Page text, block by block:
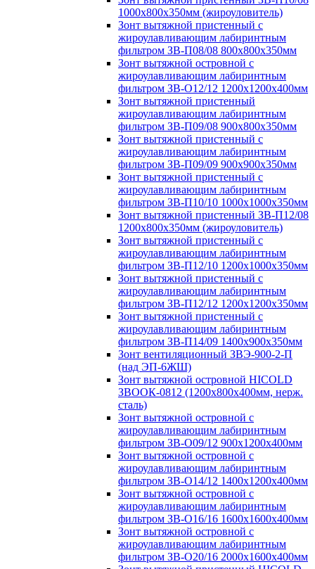
1000х800х350мм (жироуловитель)
Зонт вытяжной пристенный с
жироулавливающим лабиринтным
фильтром ЗВ-П08/08 800х800х350мм
Зонт вытяжной островной с
жироулавливающим лабиринтным
фильтром ЗВ-О12/12 1200х1200х400мм
Зонт вытяжной пристенный
жироулавливающим лабиринтным
фильтром ЗВ-П09/08 900х800х350мм
Зонт вытяжной пристенный с
жироулавливающим лабиринтным
фильтром ЗВ-П09/09 900х900х350мм
Зонт вытяжной пристенный с
жироулавливающим лабиринтным
фильтром ЗВ-П10/10 1000х1000х350мм
Зонт вытяжной пристенный ЗВ-П12/08
1200х800х350мм (жироуловитель)
Зонт вытяжной пристенный с
жироулавливающим лабиринтным
фильтром ЗВ-П12/10 1200х1000х350мм
Зонт вытяжной пристенный с
жироулавливающим лабиринтным
фильтром ЗВ-П12/12 1200х1200х350мм
Зонт вытяжной пристенный с
жироулавливающим лабиринтным
фильтром ЗВ-П14/09 1400х900х350мм
Зонт вентиляционный ЗВЭ-900-2-П
(над ЭП-6ЖШ)
Зонт вытяжной островной HICOLD
ЗВООК-0812 (1200х800x400мм, нерж.
сталь)
Зонт вытяжной островной с
жироулавливающим лабиринтным
фильтром ЗВ-О09/12 900х1200х400мм
Зонт вытяжной островной с
жироулавливающим лабиринтным
фильтром ЗВ-О14/12 1400х1200х400мм
Зонт вытяжной островной с
жироулавливающим лабиринтным
фильтром ЗВ-О16/16 1600х1600х400мм
Зонт вытяжной островной с
жироулавливающим лабиринтным
фильтром ЗВ-О20/16 2000х1600х400мм